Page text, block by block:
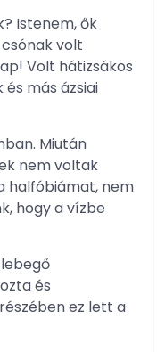
Istenem, ők
volt
Volt hátizsákos
más ázsiai
Miután
nem voltak
halfóbiámat, nem
hogy a vízbe
és
ez lett a